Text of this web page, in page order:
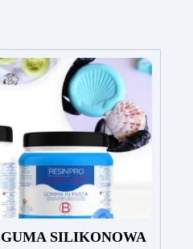
SILIKONOWA